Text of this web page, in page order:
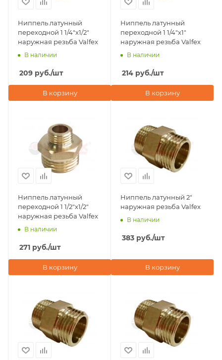
Ниппель латунный
переходной 1 1/4"х1/2"
наружная резьба Valfex
В наличии
209 руб./шт
В корзину
Ниппель латунный
переходной 1 1/4"х1"
наружная резьба Valfex
В наличии
214 руб./шт
В корзину
Ниппель латунный
переходной 1 1/2"х1/2"
наружная резьба Valfex
В наличии
271 руб./шт
В корзину
Ниппель латунный 2"
наружная резьба Valfex
В наличии
383 руб./шт
В корзину